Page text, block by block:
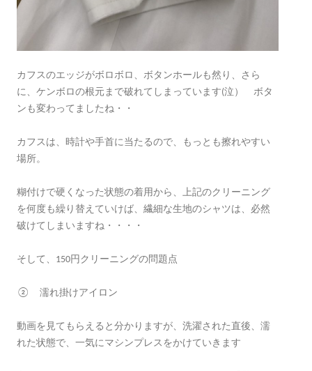
カフスのエッジがボロボロ、ボタンホールも然り、さら
に、ケンボロの根元まで破れてしまっています(泣） ボタ
ンも変わってましたね・・
カフスは、時計や手首に当たるので、もっとも擦れやすい
場所。
糊付けで硬くなった状態の着用から、上記のクリーニング
を何度も繰り替えていけば、繊細な生地のシャツは、必然
破けてしまいますね・・・・
そして、150円クリーニングの問題点
② 濡れ掛けアイロン
動画を見てもらえると分かりますが、洗濯された直後、濡
れた状態で、一気にマシンプレスをかけていきます